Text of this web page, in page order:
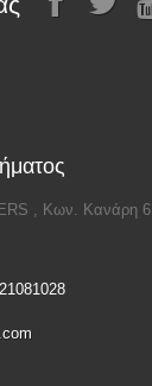
, Κων. Κανάρη 6